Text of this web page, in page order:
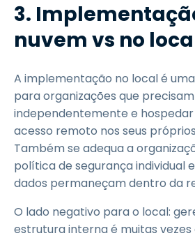
3.
nuvem vs no
A implementação no local é
para organizações que
independentemente e
acesso remoto nos seus
Também se adequa a
política de segurança individual
dados permaneçam dentro da
O lado negativo para o local:
estrutura interna é muitas